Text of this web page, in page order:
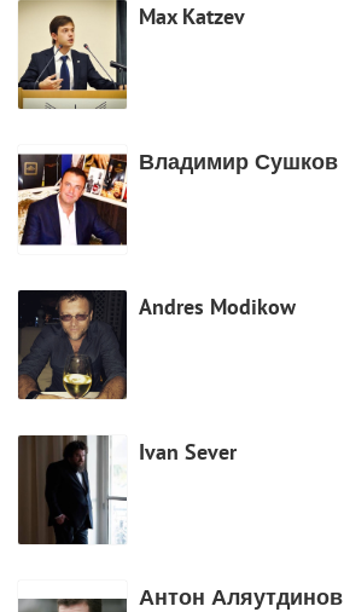
Max Katzev
Владимир Сушков
Andres Modikow
Ivan Sever
Антон Аляутдинов